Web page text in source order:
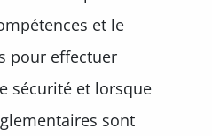
et le
pour effectuer
sécurité et lorsque
sont